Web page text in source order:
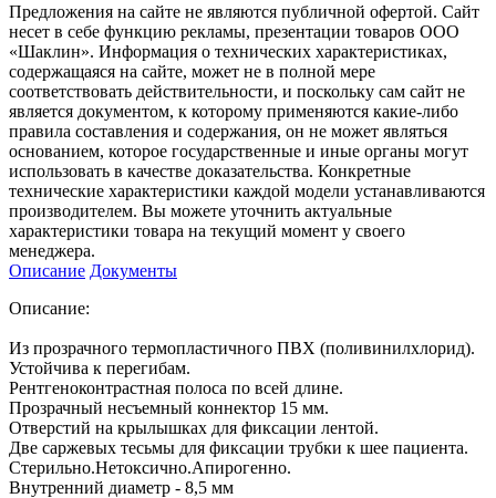
Предложения на сайте не являются публичной офертой. Сайт
несет в себе функцию рекламы, презентации товаров ООО
«Шаклин». Информация о технических характеристиках,
содержащаяся на сайте, может не в полной мере
соответствовать действительности, и поскольку сам сайт не
является документом, к которому применяются какие-либо
правила составления и содержания, он не может являться
основанием, которое государственные и иные органы могут
использовать в качестве доказательства. Конкретные
технические характеристики каждой модели устанавливаются
производителем. Вы можете уточнить актуальные
характеристики товара на текущий момент у своего
менеджера.
Описание Документы
Описание:
Из прозрачного термопластичного ПВХ (поливинилхлорид).
Устойчива к перегибам.
Рентгеноконтрастная полоса по всей длине.
Прозрачный несъемный коннектор 15 мм.
Отверстий на крылышках для фиксации лентой.
Две саржевых тесьмы для фиксации трубки к шее пациента.
Стерильно.Нетоксично.Апирогенно.
Внутренний диаметр - 8,5 мм